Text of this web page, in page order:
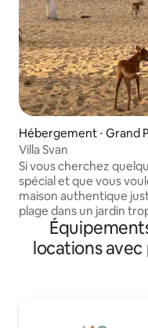
Hébergement ⋅ Grand
Villa Svan
Si vous cherchez
spécial et que vous
maison authentique
plage dans un jardin
mais avec toutes les
pas un hôtel. Alors VILLA SWAN est ce
que vous recherchez !
locations